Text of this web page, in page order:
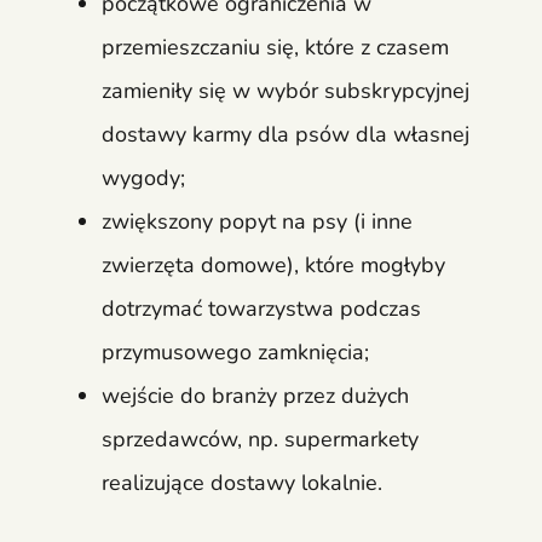
przemieszczaniu się, które z czasem
zamieniły się w wybór subskrypcyjnej
dostawy karmy dla psów dla własnej
wygody;
zwiększony popyt na psy (i inne
zwierzęta domowe), które mogłyby
dotrzymać towarzystwa podczas
przymusowego zamknięcia;
wejście do branży przez dużych
sprzedawców, np. supermarkety
realizujące dostawy lokalnie.